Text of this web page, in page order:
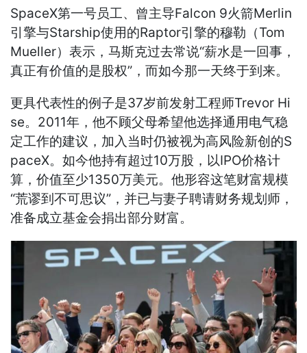
SpaceX第一号员工、曾主导Falcon 9火箭Merlin
引擎与Starship使用的Raptor引擎的穆勒（Tom
Mueller）表示，马斯克过去常说“薪水是一回事，
真正有价值的是股权”，而如今那一天终于到来。
更具代表性的例子是37岁前发射工程师Trevor Hi
se。2011年，他不顾父母希望他选择通用电气稳
定工作的建议，加入当时仍被视为高风险新创的S
paceX。如今他持有超过10万股，以IPO价格计
算，价值至少1350万美元。他形容这笔财富规模
“荒谬到不可思议”，并已与妻子聘请财务规划师，
准备成立基金会捐出部分财富。